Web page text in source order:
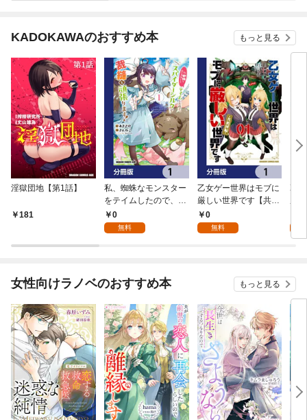
KADOKAWAのおすすめ本 もっと見る
淫獄団地【第1話】
181
私、蜘蛛なモンスター
をテイムしたので、ス
パイダーシルクで裁縫
を頑張ります！【分冊
0
無料
乙女ゲー世界はモブに
厳しい世界です【共和
国編】【分冊版】 1
0
無料
乙
女性向けラノベのおすすめ本 もっと見る